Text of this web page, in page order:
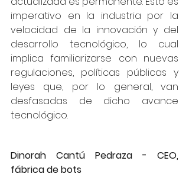
imperativo en la industria por la
velocidad de la innovación y del
desarrollo tecnológico, lo cual
implica familiarizarse con nuevas
regulaciones, políticas públicas y
leyes que, por lo general, van
desfasadas de dicho avance
tecnológico.
Dinorah Cantú Pedraza - CEO,
fábrica de bots